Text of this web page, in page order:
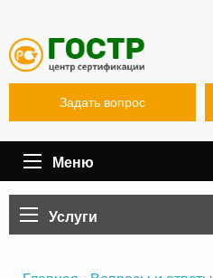
Задать вопрос
Меню
Услуги